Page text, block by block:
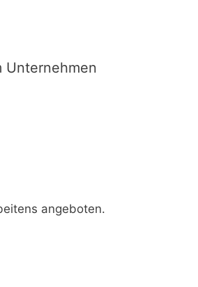
Unternehmen
angeboten.